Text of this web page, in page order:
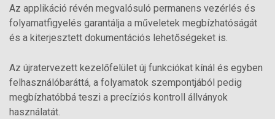
Az applikáció révén megvalósuló permanens vezérlés és
folyamatfigyelés garantálja a műveletek megbízhatóságát
és a kiterjesztett dokumentációs lehetőségeket is.
Az újratervezett kezelőfelület új funkciókat kínál és egyben
felhasználóbaráttá, a folyamatok szempontjából pedig
megbízhatóbbá teszi a precíziós kontroll állványok
használatát.